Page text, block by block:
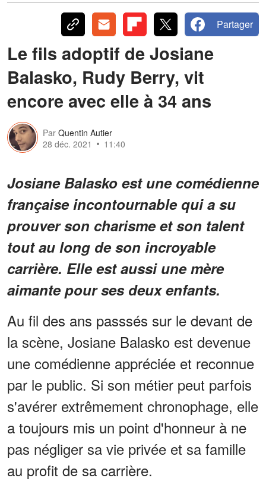
Partager
Le fils adoptif de Josiane
Balasko, Rudy Berry, vit
encore avec elle à 34 ans
Par Quentin Autier
28 déc. 2021
11:40
Josiane Balasko est une comédienne
française incontournable qui a su
prouver son charisme et son talent
tout au long de son incroyable
carrière. Elle est aussi une mère
aimante pour ses deux enfants.
Au fil des ans passsés sur le devant de
la scène, Josiane Balasko est devenue
une comédienne appréciée et reconnue
par le public. Si son métier peut parfois
s'avérer extrêmement chronophage, elle
a toujours mis un point d'honneur à ne
pas négliger sa vie privée et sa famille
au profit de sa carrière.